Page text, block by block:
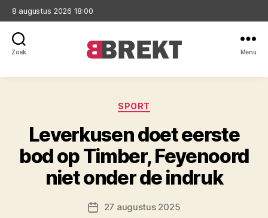
8 augustus 2026 18:00
Zoek Menu
Categorieën
SPORT
Leverkusen doet eerste
bod op Timber, Feyenoord
niet onder de indruk
Berichtdatum
27 augustus 2025